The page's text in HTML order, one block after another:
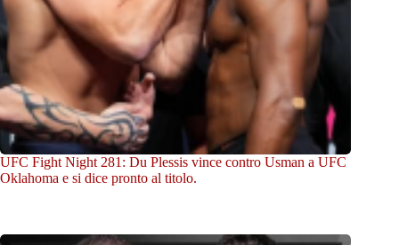
UFC Fight Night 281: Du Plessis vince contro Usman a UFC
Oklahoma e si dice pronto al titolo.